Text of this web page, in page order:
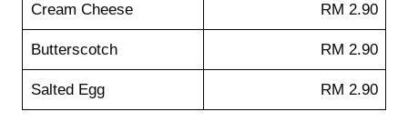
Cream Cheese RM 2.90
Butterscotch RM 2.90
Salted Egg RM 2.90